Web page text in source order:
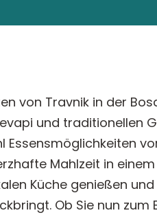
von Travnik in der
und traditionellen
Mahlzeit in
Küche genießen
Ob Sie nun